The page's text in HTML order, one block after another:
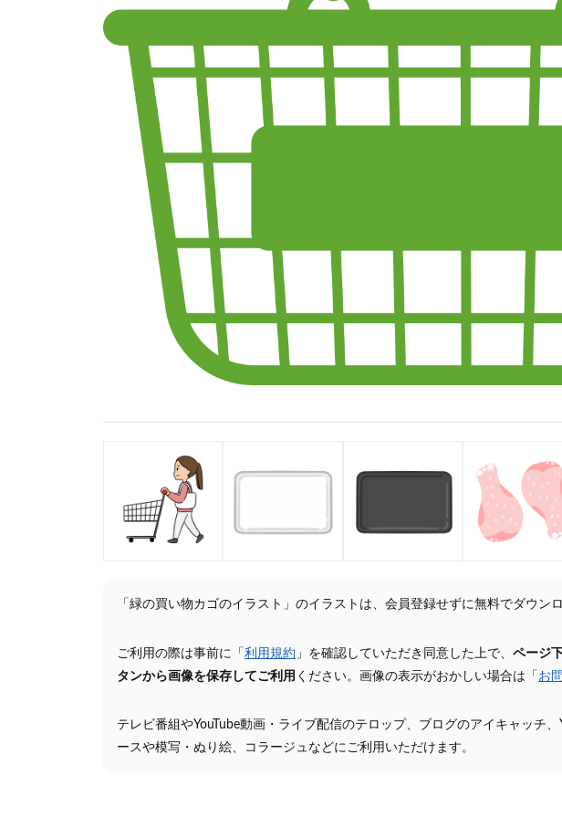
「緑の買い物カゴのイラスト」のイラストは、会員登録せずに無料でダウン
ご利用の際は事前に「 利用規約 」を確認していただき同意した上で、 ページ
タンから画像を保存してご利用 ください。画像の表示がおかしい場合は「 お
テレビ番組やYouTube動画・ライブ配信のテロップ、ブログのアイキャッチ
ースや模写・ぬり絵、コラージュなどにご利用いただけます。